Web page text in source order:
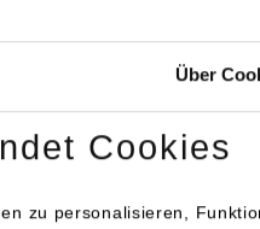
Über
Cookies
zu personalisieren,